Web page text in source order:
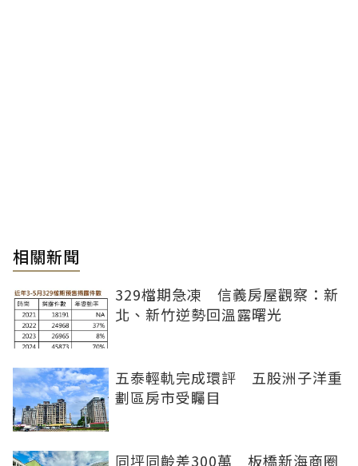
相關新聞
329檔期急凍 信義房屋觀察：新
北、新竹逆勢回溫露曙光
五泰輕軌完成環評 五股洲子洋重
劃區房市受矚目
同坪同齡差300萬 板橋新海商圈